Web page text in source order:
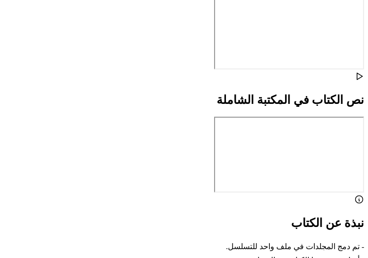
نص الكتاب في المكتبة الشاملة
نبذة عن الكتاب
- تم دمج المجلدات في ملف واحد للتسلسل.